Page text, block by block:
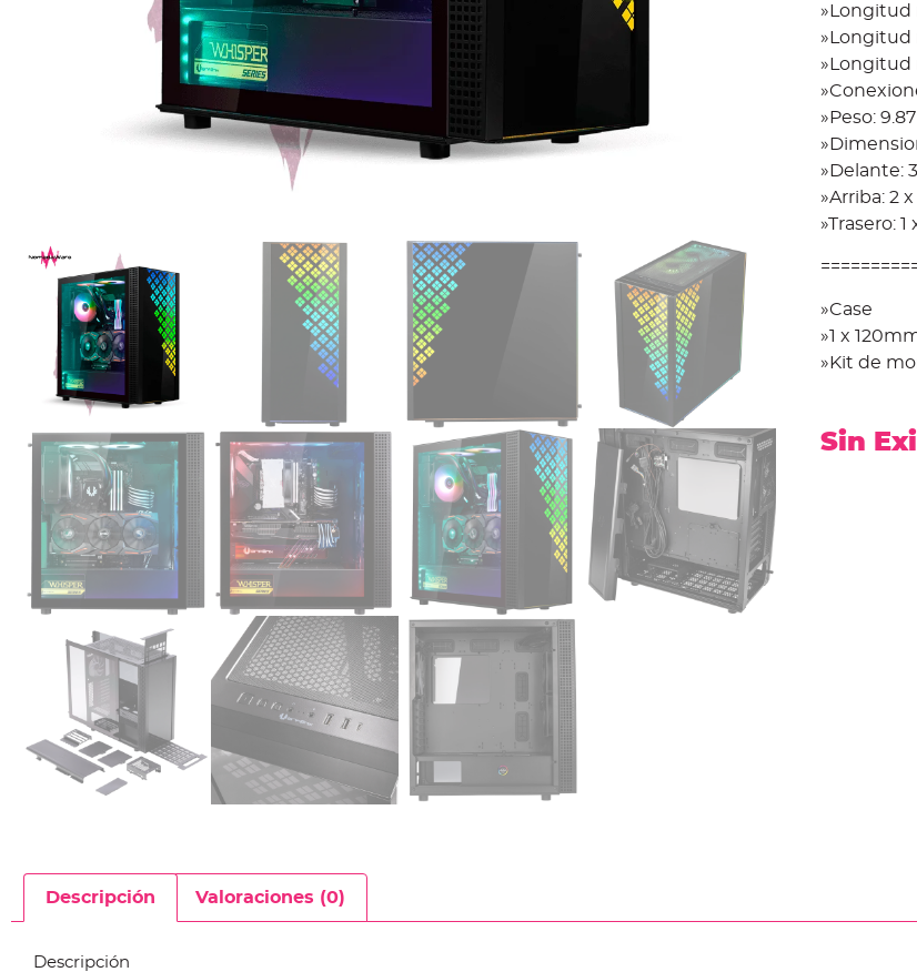
»Longitud
»Longitud
»Longitud
»Peso:
»Delante:
»Arriba: 2
»Trasero: 1
»Case
»1 x
»Kit de
Sin
Descripción Valoraciones (0)
Descripción